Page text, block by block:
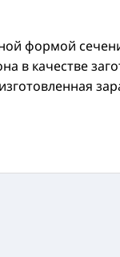
формой
в качестве